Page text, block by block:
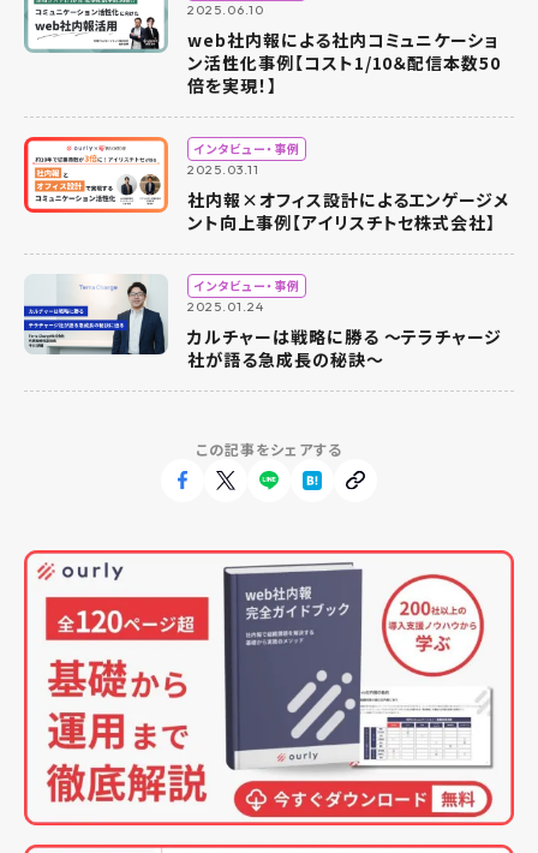
この記事をシェアする
2025.06.10
web社内報による社内コミュニケーショ
ン活性化事例【コスト1/10＆配信本数50
倍を実現！】
インタビュー・事例
2025.03.11
社内報×オフィス設計によるエンゲージメ
ント向上事例【アイリスチトセ株式会社】
インタビュー・事例
2025.01.24
カルチャーは戦略に勝る 〜テラチャージ
社が語る急成長の秘訣〜